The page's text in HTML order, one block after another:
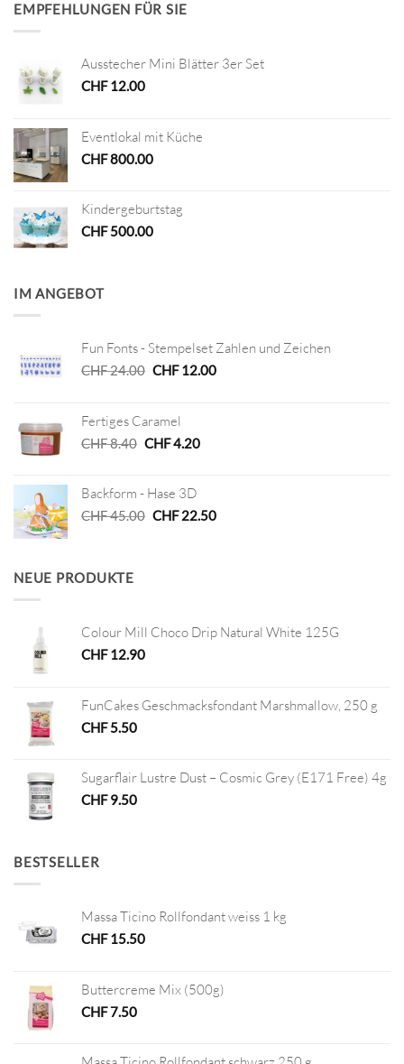
EMPFEHLUNGEN FÜR SIE
Ausstecher Mini Blätter 3er Set
CHF12.00
Eventlokal mit Küche
CHF800.00
Kindergeburtstag
CHF500.00
IM ANGEBOT
Fun Fonts - Stempelset Zahlen und Zeichen
CHF24.00 Ursprünglicher
CHF 24.00
CHF12.00Aktueller
Fertiges Caramel
CHF8.40 Ursprünglicher
CHF 8.40
CHF4.20Aktueller
Backform - Hase 3D
CHF45.00 Ursprünglicher
CHF22.50Aktueller
NEUE PRODUKTE
Colour Mill Choco Drip Natural White 125G
CHF12.90
FunCakes Geschmacksfondant Marshmallow, 250 g
CHF5.50
Sugarflair Lustre Dust – Cosmic Grey (E171 Free) 4g
CHF9.50
BESTSELLER
Massa Ticino Rollfondant weiss 1 kg
CHF15.50
Buttercreme Mix (500g)
CHF7.50